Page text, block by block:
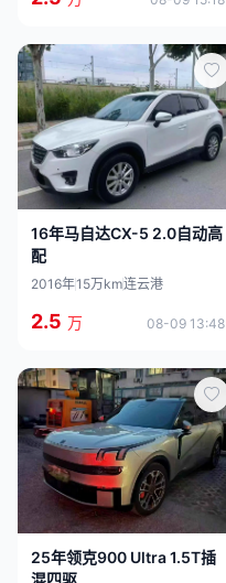
16年马自达CX-5 2.0自动高
配
2016年15万km连云港
2.5 万 08-09 13:48
25年领克900 Ultra 1.5T插
混四驱